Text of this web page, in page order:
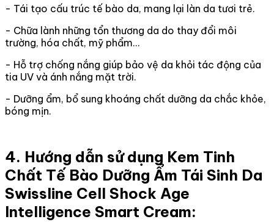
- Tái tạo cấu trúc tế bào da, mang lại làn da tươi trẻ.
- Chữa lành những tổn thương da do thay đổi môi
trường, hóa chất, mỹ phẩm…
- Hỗ trợ chống nắng giúp bảo vệ da khỏi tác động của
tia UV và ánh nắng mặt trời.
- Dưỡng ẩm, bổ sung khoáng chất dưỡng da chắc khỏe,
bóng mịn.
4. Hướng dẫn sử dụng Kem Tinh
Chất Tế Bào Dưỡng Ẩm Tái Sinh Da
Swissline Cell Shock Age
Intelligence Smart Cream: